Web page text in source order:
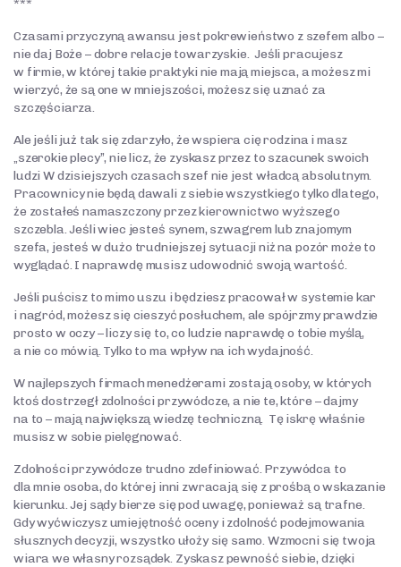
***
Czasami przyczyną awansu jest pokrewieństwo z szefem albo –
nie daj Boże – dobre relacje towarzyskie. Jeśli pracujesz
w firmie, w której takie praktyki nie mają miejsca, a możesz mi
wierzyć, że są one w mniejszości, możesz się uznać za
szczęściarza.
Ale jeśli już tak się zdarzyło, że wspiera cię rodzina i masz
„szerokie plecy”, nie licz, że zyskasz przez to szacunek swoich
ludzi W dzisiejszych czasach szef nie jest władcą absolutnym.
Pracownicy nie będą dawali z siebie wszystkiego tylko dlatego,
że zostałeś namaszczony przez kierownictwo wyższego
szczebla. Jeśli wiec jesteś synem, szwagrem lub znajomym
szefa, jesteś w dużo trudniejszej sytuacji niż na pozór może to
wyglądać. I naprawdę musisz udowodnić swoją wartość.
Jeśli puścisz to mimo uszu i będziesz pracował w systemie kar
i nagród, możesz się cieszyć posłuchem, ale spójrzmy prawdzie
prosto w oczy – liczy się to, co ludzie naprawdę o tobie myślą,
a nie co mówią. Tylko to ma wpływ na ich wydajność.
W najlepszych firmach menedżerami zostają osoby, w których
ktoś dostrzegł zdolności przywódcze, a nie te, które – dajmy
na to – mają największą wiedzę techniczną. Tę iskrę właśnie
musisz w sobie pielęgnować.
Zdolności przywódcze trudno zdefiniować. Przywódca to
dla mnie osoba, do której inni zwracają się z prośbą o wskazanie
kierunku. Jej sądy bierze się pod uwagę, ponieważ są trafne.
Gdy wyćwiczysz umiejętność oceny i zdolność podejmowania
słusznych decyzji, wszystko ułoży się samo. Wzmocni się twoja
wiara we własny rozsądek. Zyskasz pewność siebie, dzięki